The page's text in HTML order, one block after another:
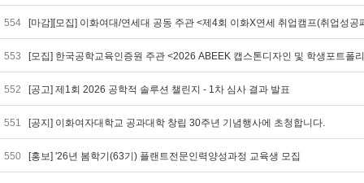
554 [마감][모집] 이화여대/연세대 공동 주관 <제4회 이화X연세 취업캠프(취업성
553 [모집] 한국공학교육인증원 주관 <2026 ABEEK 캡스톤디자인 및 학생포트폴
552 [공고] 제1회 2026 공학적 솔루션 챌린지 - 1차 심사 결과 발표
551 [공지] 이화여자대학교 공과대학 창립 30주년 기념행사에 초청합니다.
550 [홍보] '26년 봄학기(63기) 플랜트전문인력양성과정 교육생 모집